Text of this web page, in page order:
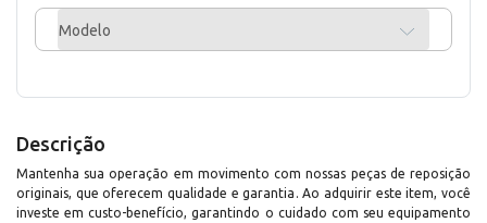
Modelo
Descrição
Mantenha sua operação em movimento com nossas peças de reposição
originais, que oferecem qualidade e garantia. Ao adquirir este item, você
investe em custo-benefício, garantindo o cuidado com seu equipamento